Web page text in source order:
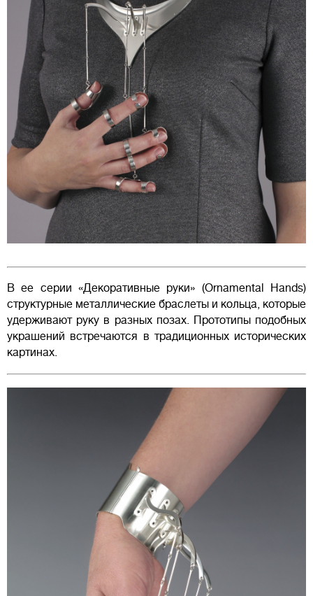
В ее серии «Декоративные руки» (Ornamental Hands)
структурные металлические браслеты и кольца, которые
удерживают руку в разных позах. Прототипы подобных
украшений встречаются в традиционных исторических
картинах.